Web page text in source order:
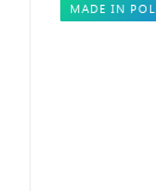
MADE IN